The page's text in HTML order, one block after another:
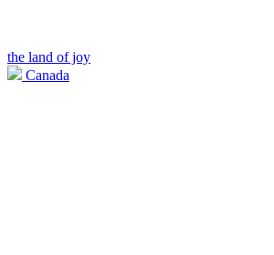
the land of joy
Canada